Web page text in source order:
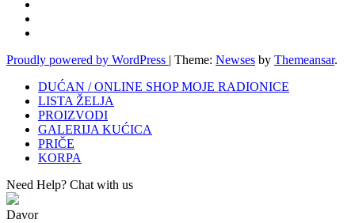
Proudly powered by WordPress | Theme: Newses by Themeansar.
DUĆAN / ONLINE SHOP MOJE RADIONICE
LISTA ŽELJA
PROIZVODI
GALERIJA KUĆICA
PRIČE
KORPA
Need Help? Chat with us
Davor